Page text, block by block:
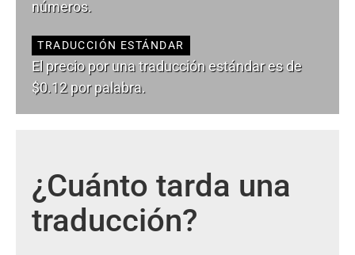
números.
TRADUCCIÓN ESTÁNDAR
El precio por una traducción estándar es de
$0.12 por palabra.
¿Cuánto tarda una
traducción?